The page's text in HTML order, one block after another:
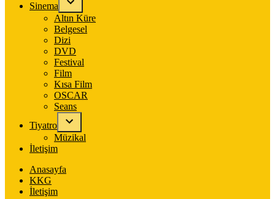
Sinema
Altın Küre
Belgesel
Dizi
DVD
Festival
Film
Kısa Film
OSCAR
Seans
Tiyatro
Müzikal
İletişim
Anasayfa
KKG
İletişim